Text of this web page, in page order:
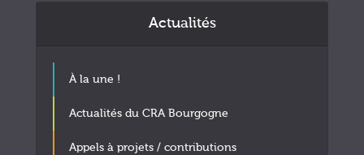
Actualités
À la une !
Actualités du CRA Bourgogne
Appels à projets / contributions